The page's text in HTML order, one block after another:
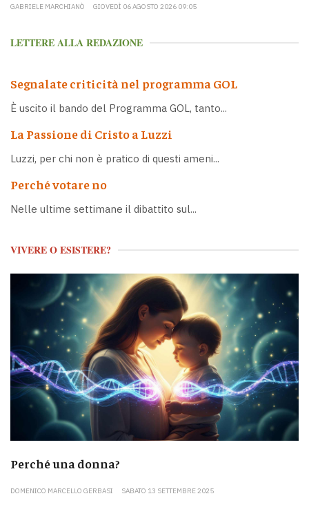
GABRIELE MARCHIANÒ GIOVEDÌ 06 AGOSTO 2026 09:05
LETTERE ALLA REDAZIONE
Segnalate criticità nel programma GOL
È uscito il bando del Programma GOL, tanto...
La Passione di Cristo a Luzzi
Luzzi, per chi non è pratico di questi ameni...
Perché votare no
Nelle ultime settimane il dibattito sul...
VIVERE O ESISTERE?
Perché una donna?
DOMENICO MARCELLO GERBASI SABATO 13 SETTEMBRE 2025